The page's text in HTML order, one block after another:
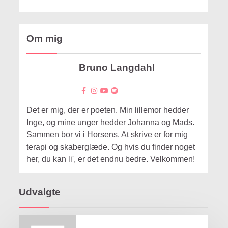
Om mig
Bruno Langdahl
Det er mig, der er poeten. Min lillemor hedder
Inge, og mine unger hedder Johanna og Mads.
Sammen bor vi i Horsens. At skrive er for mig
terapi og skaberglæde. Og hvis du finder noget
her, du kan li', er det endnu bedre. Velkommen!
Udvalgte